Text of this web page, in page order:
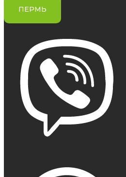
ПЕРМЬ